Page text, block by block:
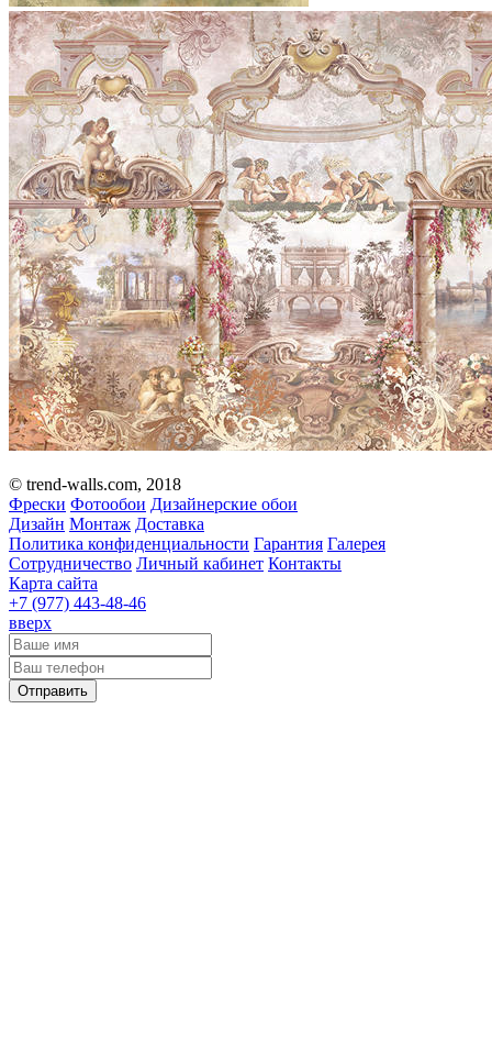
© trend-walls.com, 2018
Фрески Фотообои Дизайнерские обои
Дизайн Монтаж Доставка
Политика конфиденциальности Гарантия Галерея
Сотрудничество Личный кабинет Контакты
Карта сайта
+7 (977) 443-48-46
вверх